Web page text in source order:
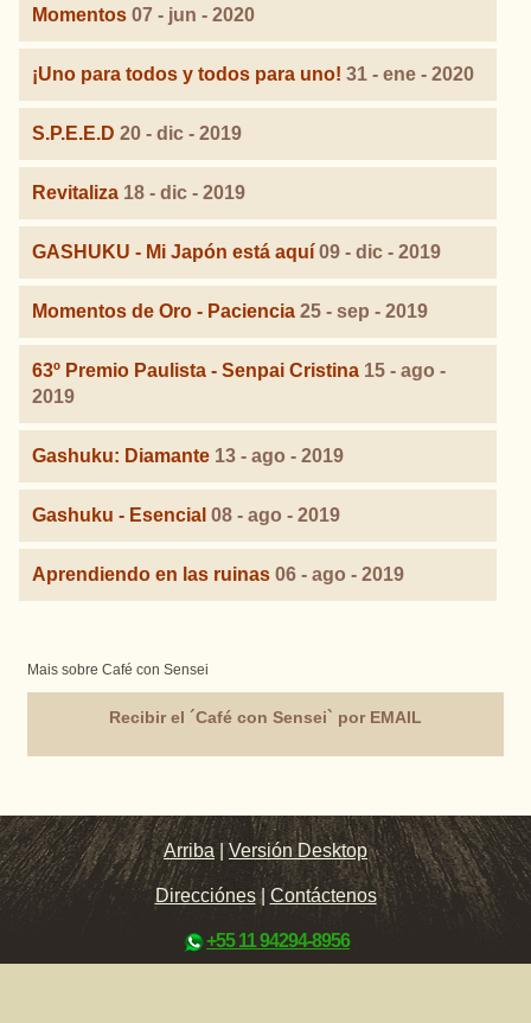
Momentos 07 - jun - 2020
¡Uno para todos y todos para uno! 31 - ene - 2020
S.P.E.E.D 20 - dic - 2019
Revitaliza 18 - dic - 2019
GASHUKU - Mi Japón está aquí 09 - dic - 2019
Momentos de Oro - Paciencia 25 - sep - 2019
63º Premio Paulista - Senpai Cristina 15 - ago -
2019
Gashuku: Diamante 13 - ago - 2019
Gashuku - Esencial 08 - ago - 2019
Aprendiendo en las ruinas 06 - ago - 2019
Mais sobre Café con Sensei
Recibir el ´Café con Sensei` por EMAIL
Arriba |Versión Desktop
Direcciónes| Contáctenos
+55 11 94294-8956